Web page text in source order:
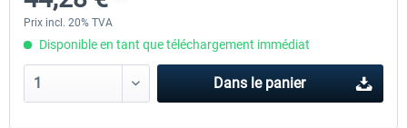
52,77 € *
Prix incl. 20% TVA
Disponible en tant que téléchargement immédiat
Dans le panier